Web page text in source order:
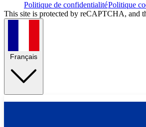
Politique de confidentialitéPolitique
This site is protected by reCAPTCHA, and
Français